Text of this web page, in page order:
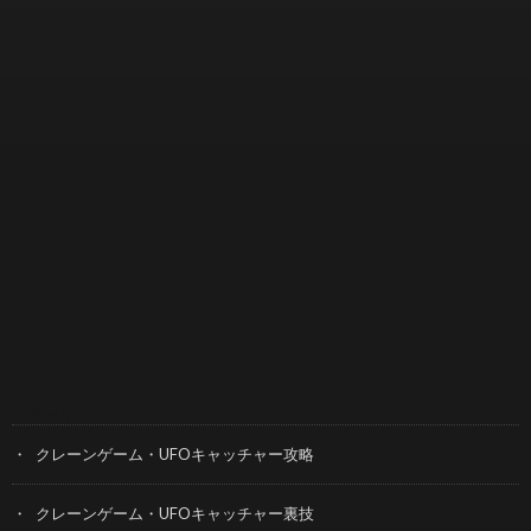
クレーンゲーム・UFOキャッチャー攻略
クレーンゲーム・UFOキャッチャー裏技